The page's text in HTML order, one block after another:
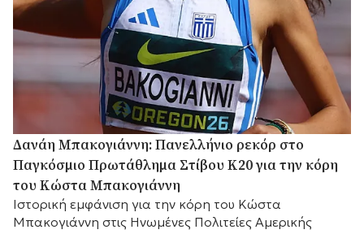
Δανάη Μπακογιάννη: Πανελλήνιο ρεκόρ στο
Παγκόσμιο Πρωτάθλημα Στίβου Κ20 για την κόρη
του Κώστα Μπακογιάννη
Ιστορική εμφάνιση για την κόρη του Κώστα
Μπακογιάννη στις Ηνωμένες Πολιτείες Αμερικής